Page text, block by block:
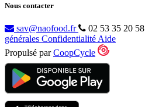
Nous contacter
sav@naofood.fr 02 53 35 20 58
générales Confidentialité Aide
Propulsé parCoopCycle